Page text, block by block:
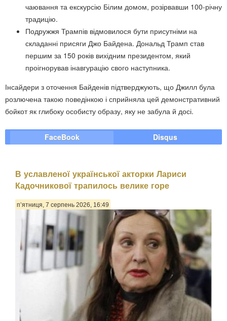
чаювання та екскурсію Білим домом, розірвавши 100-річну
традицію.
Подружжя Трампів відмовилося бути присутніми на
складанні присяги Джо Байдена. Дональд Трамп став
першим за 150 років вихідним президентом, який
проігнорував інавгурацію свого наступника.
Інсайдери з оточення Байденів підтверджують, що Джилл була
розлючена такою поведінкою і сприйняла цей демонстративний
бойкот як глибоку особисту образу, яку не забула й досі.
FaceBook Disqus
В уславленої української акторки Лариси
Кадочникової трапилось велике горе
п’ятниця, 7 серпень 2026, 16:49